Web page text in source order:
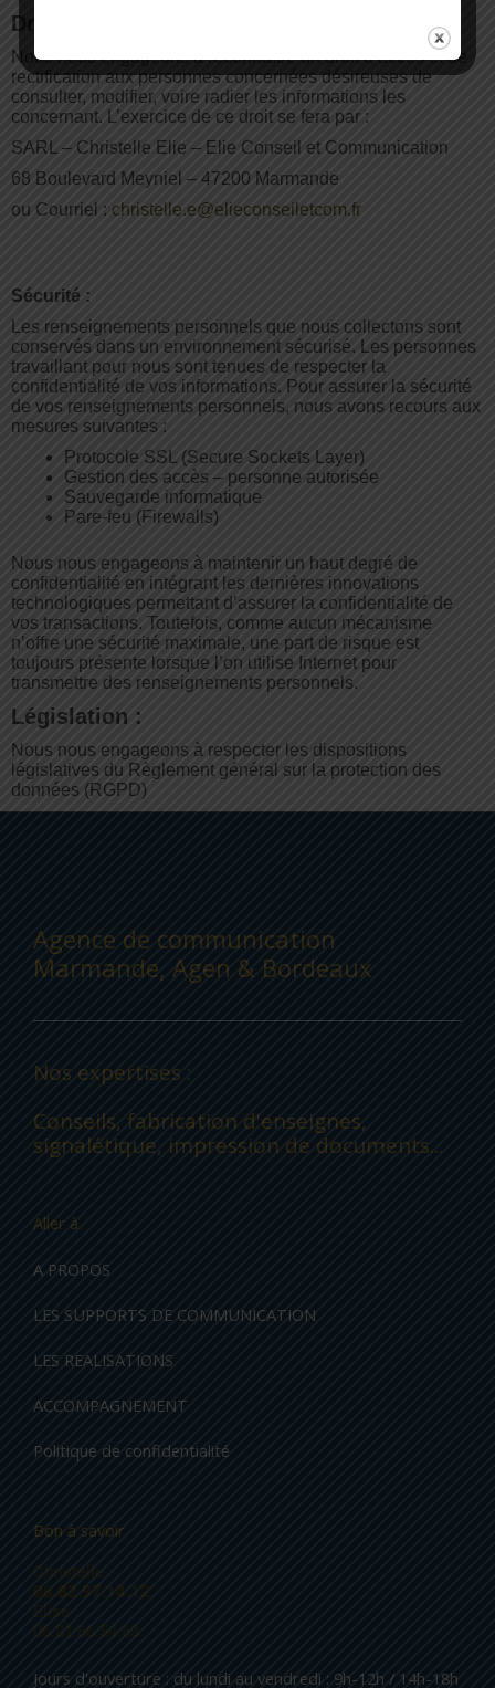
Droit d’accès :
Nous nous engageons à reconnaître un droit d’accès et de
rectification aux personnes concernées désireuses de
consulter, modifier, voire radier les informations les
concernant. L’exercice de ce droit se fera par :
SARL – Christelle Elie – Elie Conseil et Communication
68 Boulevard Meyniel – 47200 Marmande
ou Courriel : christelle.e@elieconseiletcom.fr
Sécurité :
Les renseignements personnels que nous collectons sont
conservés dans un environnement sécurisé. Les personnes
travaillant pour nous sont tenues de respecter la
confidentialité de vos informations. Pour assurer la sécurité
de vos renseignements personnels, nous avons recours aux
mesures suivantes :
Protocole SSL (Secure Sockets Layer)
Gestion des accès – personne autorisée
Sauvegarde informatique
Pare-feu (Firewalls)
Nous nous engageons à maintenir un haut degré de
confidentialité en intégrant les dernières innovations
technologiques permettant d’assurer la confidentialité de
vos transactions. Toutefois, comme aucun mécanisme
n’offre une sécurité maximale, une part de risque est
toujours présente lorsque l’on utilise Internet pour
transmettre des renseignements personnels.
Législation :
Nous nous engageons à respecter les dispositions
législatives du Règlement général sur la protection des
données (RGPD)
Agence de communication
Marmande, Agen & Bordeaux
Nos expertises :
Conseils, fabrication d'enseignes,
signalétique, impression de documents...
Aller à
A PROPOS
LES SUPPORTS DE COMMUNICATION
LES REALISATIONS
ACCOMPAGNEMENT
Politique de confidentialité
Bon à savoir
Christelle :
06.82.97.14.12
Elise :
06.81.66.54.63
Jours d'ouverture : du lundi au vendredi : 9h-12h / 14h-18h